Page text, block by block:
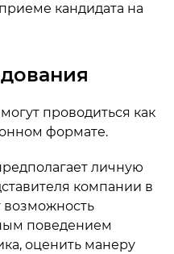
кандидата на
проводиться как
формате.
личную
компании в
возможность
поведением
оценить манеру